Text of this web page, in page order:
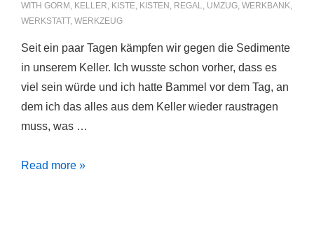
WITH GORM , KELLER, KISTE, KISTEN , REGAL, UMZUG, WERKBANK,
WERKSTATT, WERKZEUG
Seit ein paar Tagen kämpfen wir gegen die Sedimente
in unserem Keller. Ich wusste schon vorher, dass es
viel sein würde und ich hatte Bammel vor dem Tag, an
dem ich das alles aus dem Keller wieder raustragen
muss, was …
Sedimente
Read more »